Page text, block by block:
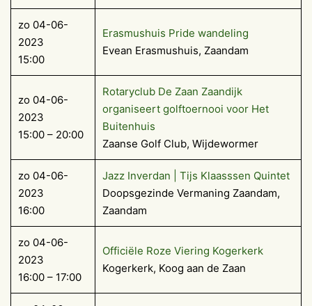
zo 04-06-
2023
15:00
Erasmushuis Pride wandeling
Evean Erasmushuis, Zaandam
zo 04-06-
2023
15:00 – 20:00
Rotaryclub De Zaan Zaandijk
organiseert golftoernooi voor Het
Buitenhuis
Zaanse Golf Club, Wijdewormer
zo 04-06-
2023
16:00
Jazz Inverdan | Tijs Klaasssen Quintet
Doopsgezinde Vermaning Zaandam,
Zaandam
zo 04-06-
2023
16:00 – 17:00
Officiële Roze Viering Kogerkerk
Kogerkerk, Koog aan de Zaan